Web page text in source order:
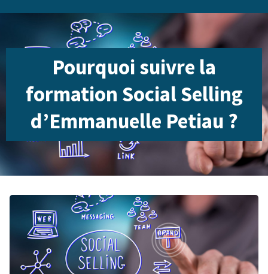
Pourquoi suivre la
formation Social Selling
d’Emmanuelle Petiau ?